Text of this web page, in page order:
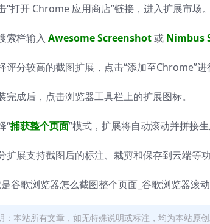
“打开 Chrome 应用商店”链接，进入扩展市场。
索栏输入 Awesome Screenshot或 Nimbus
评分较高的截图扩展，点击“添加至Chrome”进
完成后，点击浏览器工具栏上的扩展图标。
“捕获整个页面”模式，扩展将自动滚动并拼接生
扩展支持截图后的标注、裁剪和保存到云端等功
谷歌浏览器怎么截图整个页面_谷歌浏览器滚
：本站所有文章，如无特殊说明或标注，均为本站原